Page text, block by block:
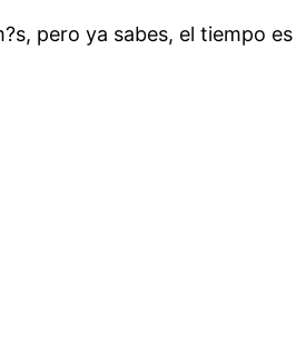
pero ya sabes, el tiempo